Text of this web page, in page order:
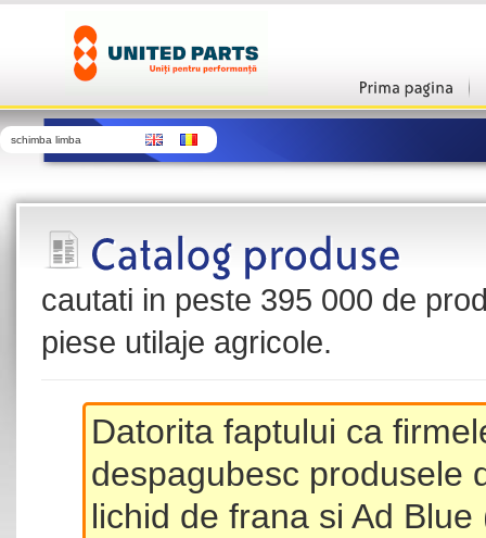
schimba limba
cautati in peste 395 000 de
piese utilaje agricole.
Datorita faptului ca
despagubesc produsele
lichid de frana si Ad